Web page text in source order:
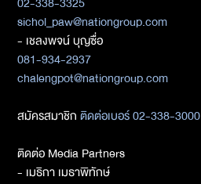
sichol_paw@nationgroup.com
- เชลงพจน์ บุญซื่อ
081-934-2937
chalengpot@nationgroup.com
สมัครสมาชิกติดต่อเบอร์ 02-338-3000
ติดต่อ Media Partners
- เมธิกา เมธาพิทักษ์